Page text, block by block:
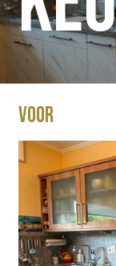
Voor